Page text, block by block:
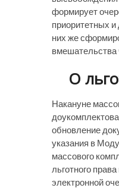
формирует
приоритетных
них же
вмешательства
О
Накануне
обновление
указания в
массового
льготного
электронной